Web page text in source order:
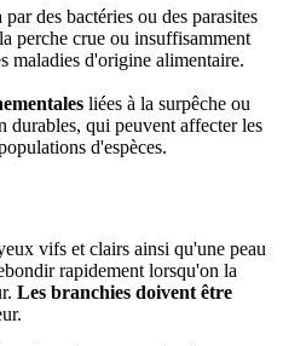
par des bactéries ou des parasites
perche crue ou insuffisamment
maladies d'origine alimentaire.
liées à la surpêche ou
durables, qui peuvent affecter les
d'espèces.
vifs et clairs ainsi qu'une peau
rapidement lorsqu'on la
Les branchies doivent être